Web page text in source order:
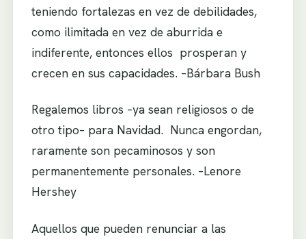
teniendo fortalezas en vez de debilidades,
como ilimitada en vez de aburrida e
indiferente, entonces ellos prosperan y
crecen en sus capacidades. –Bárbara Bush
Regalemos libros –ya sean religiosos o de
otro tipo– para Navidad. Nunca engordan,
raramente son pecaminosos y son
permanentemente personales. –Lenore
Hershey
Aquellos que pueden renunciar a las